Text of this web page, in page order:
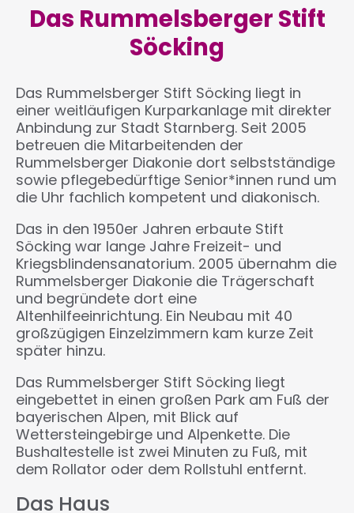
Das Rummelsberger Stift
Söcking
Das Rummelsberger Stift Söcking liegt in
einer weitläufigen Kurparkanlage mit direkter
Anbindung zur Stadt Starnberg. Seit 2005
betreuen die Mitarbeitenden der
Rummelsberger Diakonie dort selbstständige
sowie pflegebedürftige Senior*innen rund um
die Uhr fachlich kompetent und diakonisch.
Das in den 1950er Jahren erbaute Stift
Söcking war lange Jahre Freizeit- und
Kriegsblindensanatorium. 2005 übernahm die
Rummelsberger Diakonie die Trägerschaft
und begründete dort eine
Altenhilfeeinrichtung. Ein Neubau mit 40
großzügigen Einzelzimmern kam kurze Zeit
später hinzu.
Das Rummelsberger Stift Söcking liegt
eingebettet in einen großen Park am Fuß der
bayerischen Alpen, mit Blick auf
Wettersteingebirge und Alpenkette. Die
Bushaltestelle ist zwei Minuten zu Fuß, mit
dem Rollator oder dem Rollstuhl entfernt.
Das Haus